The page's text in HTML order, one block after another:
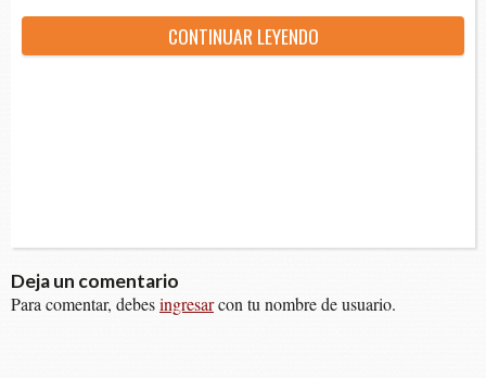
CON­TI­NUAR LEYENDO
Deja un comentario
Para comentar, debesingresarcon tu nombre de usuario.